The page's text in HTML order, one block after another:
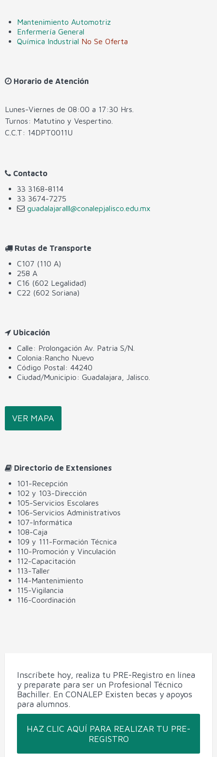
Mantenimiento Automotriz
Enfermería General
Química Industrial No Se Oferta
Horario de Atención
Lunes-Viernes de 08:00 a 17:30 Hrs.
Turnos: Matutino y Vespertino.
C.C.T: 14DPT0011U
Contacto
33 3168-8114
33 3674-7275
guadalajaralll@conalepjalisco.edu.mx
Rutas de Transporte
C107 (110 A)
258 A
C16 (602 Legalidad)
C22 (602 Soriana)
Ubicación
Calle: Prolongación Av. Patria S/N.
Colonia:Rancho Nuevo
Código Postal: 44240
Ciudad/Municipio: Guadalajara, Jalisco.
VER MAPA
Directorio de Extensiones
101-Recepción
102 y 103-Dirección
105-Servicios Escolares
106-Servicios Administrativos
107-Informática
108-Caja
109 y 111-Formación Técnica
110-Promoción y Vinculación
112-Capacitación
113-Taller
114-Mantenimiento
115-Vigilancia
116-Coordinación
Inscríbete hoy, realiza tu PRE-Registro en línea
y preparate para ser un Profesional Técnico
Bachiller. En CONALEP Existen becas y apoyos
para alumnos.
HAZ CLIC AQUÍ PARA REALIZAR TU PRE-
REGISTRO